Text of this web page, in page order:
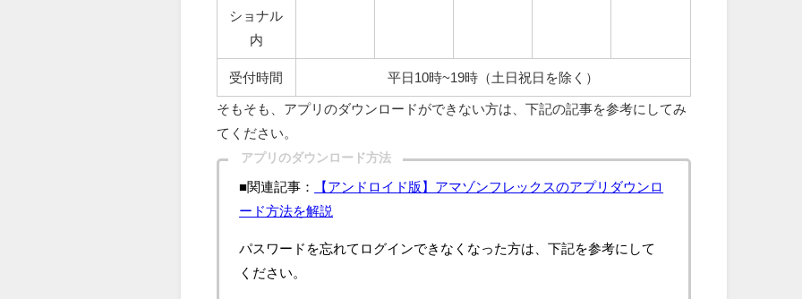
ショナル
内
受付時間 平⽇10時~19時（⼟⽇祝⽇を除く）
そもそも、アプリのダウンロードができない方は、下記の記事を参考にしてみ
てください。
アプリのダウンロード方法
■関連記事：
【アンドロイド版】アマゾンフレックスのアプリダウンロ
ード方法を解説
パスワードを忘れてログインできなくなった方は、下記を参考にして
ください。